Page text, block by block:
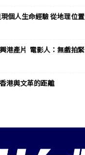
現個人生命經驗 從地理位
港產片 電影人：無戲拍緊
港與文革的距離